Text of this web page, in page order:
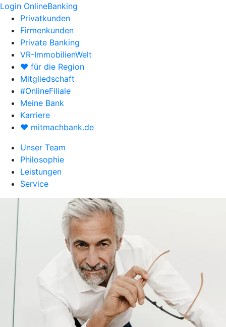
Login OnlineBanking
Privatkunden
Firmenkunden
Private Banking
VR-ImmobilienWelt
♥ für die Region
Mitgliedschaft
#OnlineFiliale
Meine Bank
Karriere
♥ mitmachbank.de
Unser Team
Philosophie
Leistungen
Service